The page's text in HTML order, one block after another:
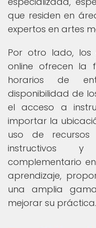
que residen en
expertos en artes
Por otro lado, los
online ofrecen la
horarios de
disponibilidad de
el acceso a
importar la
uso de
instructivos y
complementario
aprendizaje,
una amplia
mejorar su práctica.